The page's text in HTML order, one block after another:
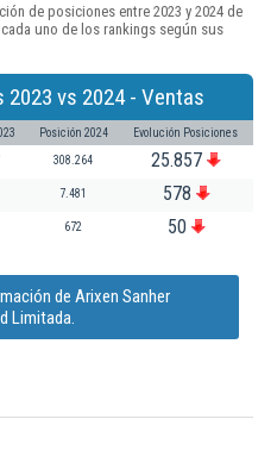
de posiciones entre 2023 y 2024 de
uno de los rankings según sus
vs 2024 - Ventas
Posición 2024 Evolución Posiciones
308.264 25.857
7.481 578
672 50
de Arixen Sanher
Limitada.